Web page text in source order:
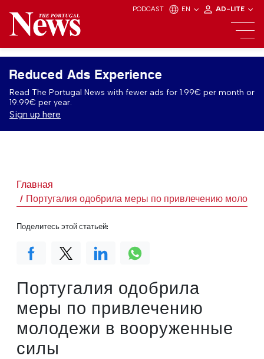
PODCAST EN AD-LITE
Reduced Ads Experience
Read The Portugal News with fewer ads for 1.99€ per month or
19.99€ per year.
Sign up here
Главная
Португалия одобрила меры по привлечению
Португалия одобрила
меры по привлечению
молодежи в вооруженные
силы
Поделитесь этой статьей: